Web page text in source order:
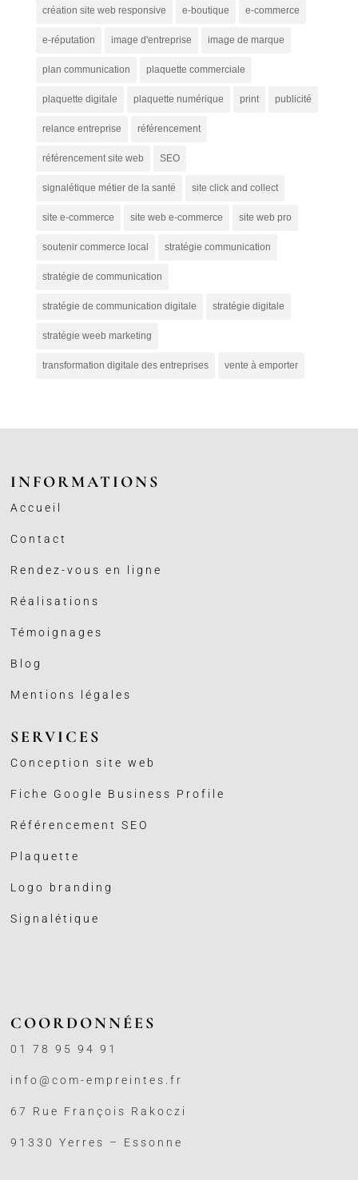
création site web responsive e-boutique e-commerce
e-réputation image d'entreprise image de marque
plan communication plaquette commerciale
plaquette digitale plaquette numérique print publicité
relance entreprise référencement
référencement site web SEO
signalétique métier de la santé site click and collect
site e-commerce site web e-commerce site web pro
soutenir commerce local stratégie communication
stratégie de communication
stratégie de communication digitale stratégie digitale
stratégie weeb marketing
transformation digitale des entreprises vente à emporter
INFORMATIONS
Accueil
Contact
Rendez-vous en ligne
Réalisations
Témoignages
Blog
Mentions légales
SERVICES
Conception site web
Fiche Google Business Profile
Référencement SEO
Plaquette
Logo branding
Signalétique
COORDONNÉES
01 78 95 94 91
info@com-empreintes.fr
67 Rue François Rakoczi
91330 Yerres – Essonne